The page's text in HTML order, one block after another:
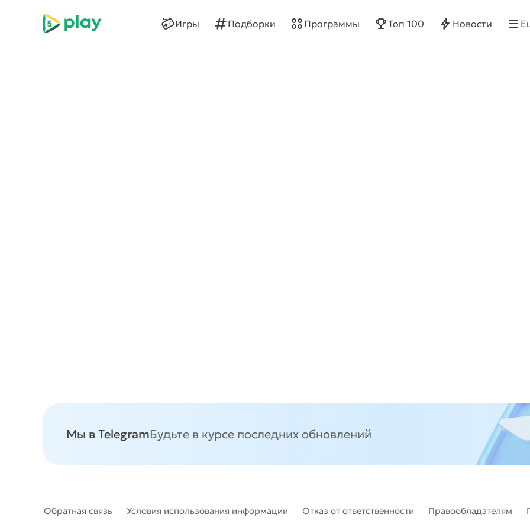
5play
Игры Подборки Программы Топ 100 Новости
Мы в TelegramБудьте в курсе последних обновлений
Обратная связь Условия использования информации Отказ от ответственности Правообладателям